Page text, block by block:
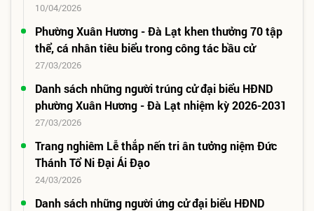
10/04/2026
Phường Xuân Hương - Đà Lạt khen thưởng 70 tập
thể, cá nhân tiêu biểu trong công tác bầu cử
27/03/2026
Danh sách những người trúng cử đại biểu HĐND
phường Xuân Hương - Đà Lạt nhiệm kỳ 2026-2031
27/03/2026
Trang nghiêm Lễ thắp nến tri ân tưởng niệm Đức
Thánh Tổ Ni Đại Ái Đạo
24/03/2026
Danh sách những người ứng cử đại biểu HĐND